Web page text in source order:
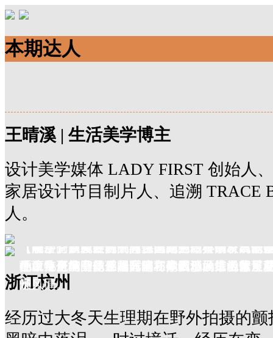
本期达人
王晴溪 | 生活美学博主
设计美学媒体 LADY FIRST 创始人
家居设计节目制片人、追溯 TRACE
人。
浙江杭州
经历过大冬天生理期在野外拍摄的
【客厅】以纯白的高级质感为主，再用凌乱造
小白兔座椅，体感舒适的环抱式沙发，温馨可
【餐厅】浪漫复古气息扑面而来，黄铜材质的
托下，更能凸显金属光泽和年代感。棕色木质
了。
【雕塑空间】经典的莫兰迪配色的空间，高低
抽象几何墙旁，兼具时髦与高级。场景板背景
洲风情。
【摩洛哥空间】独具异域风格的灯具散射出千
的摩洛哥风雕花互相辉映，摩洛哥风情的繁复
【洗手间】就连洗手间也进行了精心的设计和
色。整个空间仿佛是几何立体图形的集合体，
【阳台】从摩洛哥空间切换到异域小镇，只需
环境特色的空间，阳光溶在砂石地面上，散尾
长。